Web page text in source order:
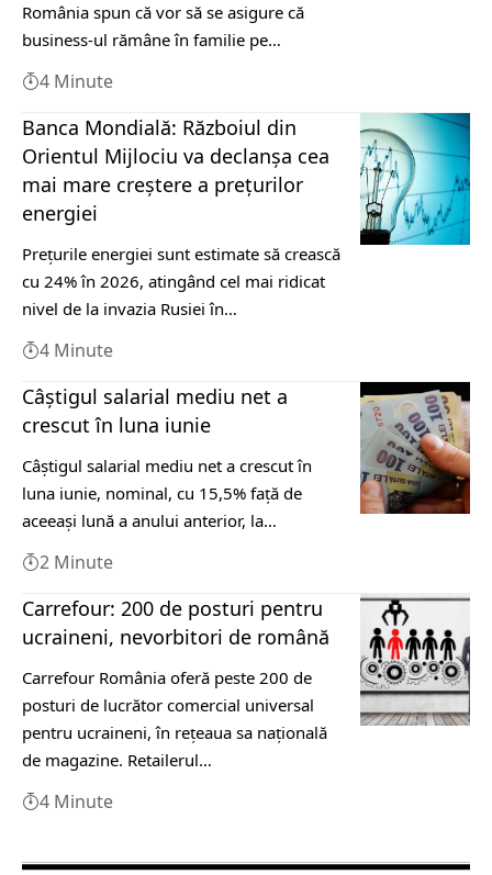
România spun că vor să se asigure că
business-ul rămâne în familie pe…
4 Minute
Banca Mondială: Războiul din
Orientul Mijlociu va declanşa cea
mai mare creştere a preţurilor
energiei
Preţurile energiei sunt estimate să crească
cu 24% în 2026, atingând cel mai ridicat
nivel de la invazia Rusiei în…
4 Minute
Câştigul salarial mediu net a
crescut în luna iunie
Câştigul salarial mediu net a crescut în
luna iunie, nominal, cu 15,5% faţă de
aceeaşi lună a anului anterior, la…
2 Minute
Carrefour: 200 de posturi pentru
ucraineni, nevorbitori de română
Carrefour România oferă peste 200 de
posturi de lucrător comercial universal
pentru ucraineni, în reţeaua sa naţională
de magazine. Retailerul…
4 Minute